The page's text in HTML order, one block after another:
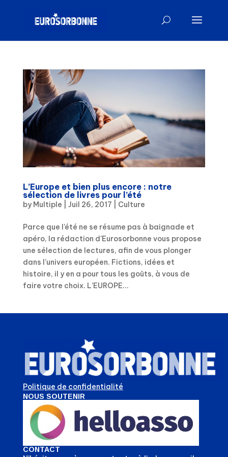
L’Europe et bien plus encore : notre
sélection de livres pour l’été
by Multiple Juil 26, 2017 Culture
Parce que l’été ne se résume pas à baignade et
apéro, la rédaction d’Eurosorbonne vous propose
une sélection de lectures, afin de vous plonger
dans l’univers européen. Fictions, idées et
histoire, il y en a pour tous les goûts, à vous de
faire votre choix. L’EUROPE...
Politique de confidentialité
NOUS SOUTENIR
CONTACT